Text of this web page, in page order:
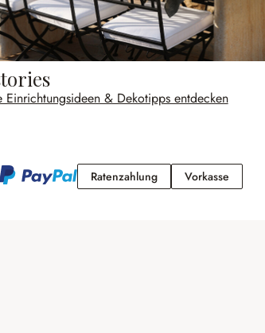
Einrichtungsideen & Dekotipps entdecken
RatenzahlungRatenzahlung
VorkasseVorkasse